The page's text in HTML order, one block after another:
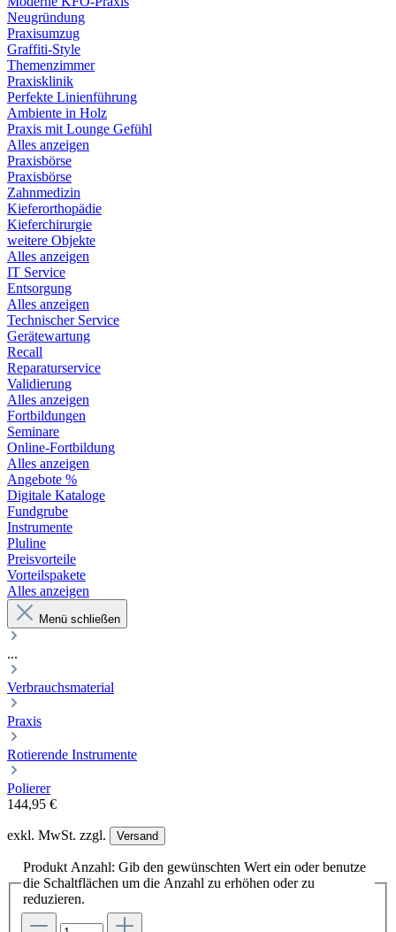
Neugründung
Praxisumzug
Graffiti-Style
Themenzimmer
Praxisklinik
Perfekte Linienführung
Ambiente in Holz
Praxis mit Lounge Gefühl
Alles anzeigen
Praxisbörse
Praxisbörse
Zahnmedizin
Kieferorthopädie
Kieferchirurgie
weitere Objekte
Alles anzeigen
IT Service
Entsorgung
Alles anzeigen
Technischer Service
Gerätewartung
Recall
Reparaturservice
Validierung
Alles anzeigen
Fortbildungen
Seminare
Online-Fortbildung
Alles anzeigen
Angebote %
Digitale Kataloge
Fundgrube
Instrumente
Pluline
Preisvorteile
Vorteilspakete
Alles anzeigen
Menü schließen
...
Verbrauchsmaterial
Praxis
Rotierende Instrumente
Polierer
144,95 €
exkl. MwSt. zzgl. Versand
Produkt Anzahl: Gib den gewünschten Wert ein oder benutze
die Schaltflächen um die Anzahl zu erhöhen oder zu
reduzieren.